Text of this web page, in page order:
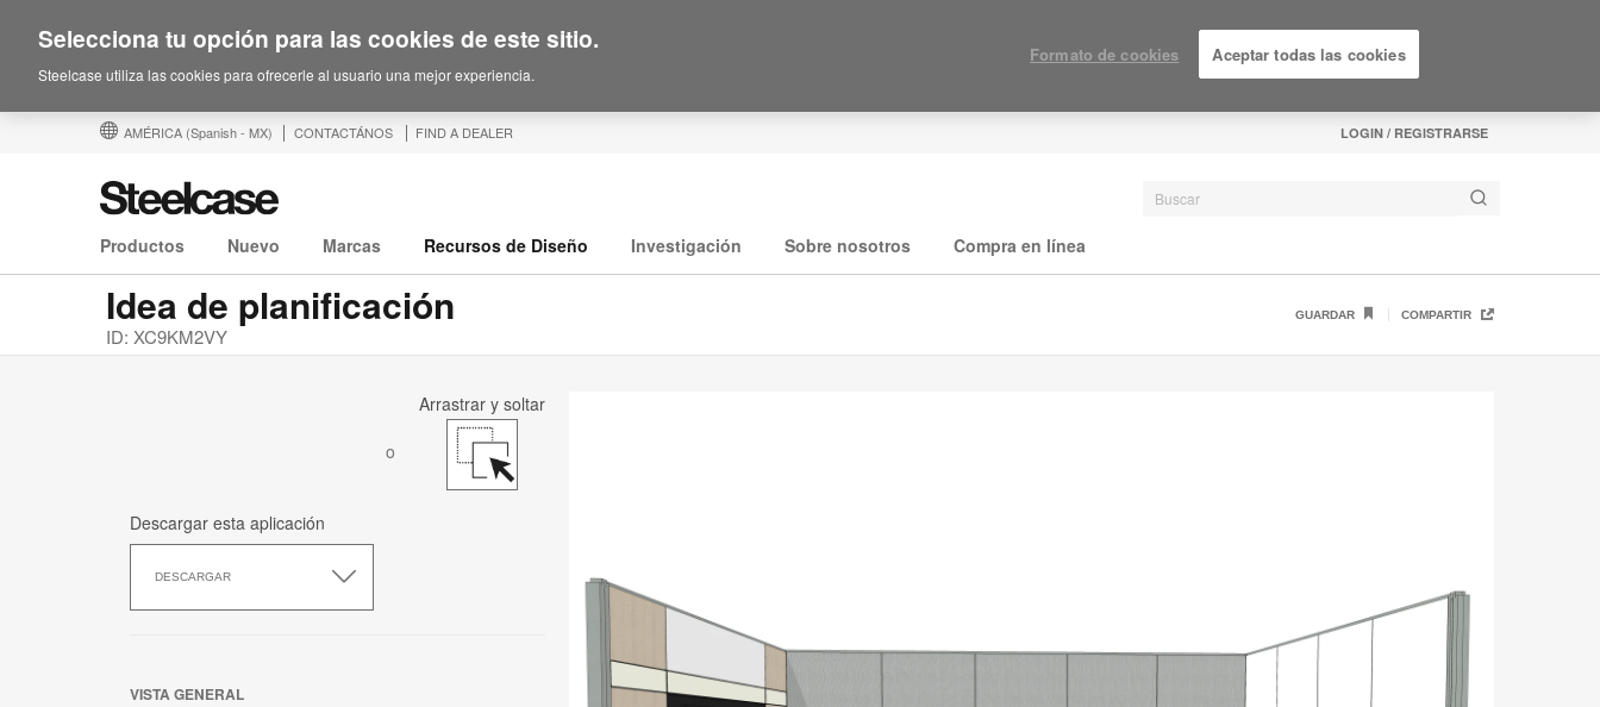
AMÉRICA (Spanish - MX) CONTACTÁNOS FIND A DEALER LOGIN / REGISTRARSE
Productos Nuevo Marcas Recursos de Diseño Investigación Sobre nosotros Compra en línea
Idea de planificación
ID: XC9KM2VY
GUARDAR COMPARTIR
Arrastrar y soltar
o
Descargar esta aplicación
DESCARGAR
esta
VISTA GENERAL
Selecciona tu opción para las cookies de este sitio.
Steelcase utiliza las cookies para ofrecerle al usuario una mejor experiencia.
Formato de cookies Aceptar todas las cookies